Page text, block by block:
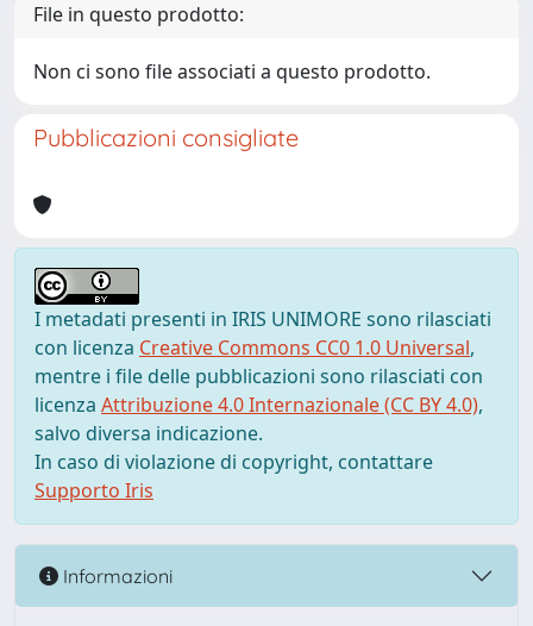
File in questo prodotto:
Non ci sono file associati a questo prodotto.
Pubblicazioni consigliate
I metadati presenti in IRIS UNIMORE sono rilasciati
con licenza Creative Commons CC0 1.0 Universal,
mentre i file delle pubblicazioni sono rilasciati con
licenza Attribuzione 4.0 Internazionale (CC BY 4.0),
salvo diversa indicazione.
In caso di violazione di copyright, contattare
Supporto Iris
Informazioni